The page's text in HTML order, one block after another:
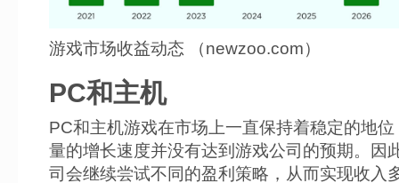
游戏市场收益动态 （newzoo.com）
PC和主机
PC和主机游戏在市场上一直保持着稳定的地
量的增长速度并没有达到游戏公司的预期。因
司会继续尝试不同的盈利策略，从而实现收入